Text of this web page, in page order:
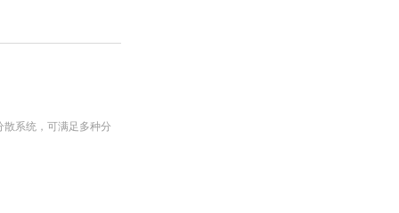
系统，可满足多种分